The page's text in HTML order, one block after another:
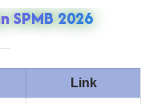
SPMB 2026
Link